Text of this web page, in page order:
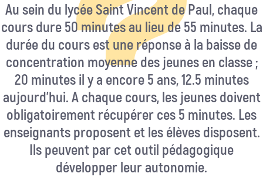
Au sein du lycée Saint Vincent de Paul, chaque
cours dure 50 minutes au lieu de 55 minutes. La
durée du cours est une réponse à la baisse de
concentration moyenne des jeunes en classe ;
20 minutes il y a encore 5 ans, 12.5 minutes
aujourd’hui. A chaque cours, les jeunes doivent
obligatoirement récupérer ces 5 minutes. Les
enseignants proposent et les élèves disposent.
Ils peuvent par cet outil pédagogique
développer leur autonomie.